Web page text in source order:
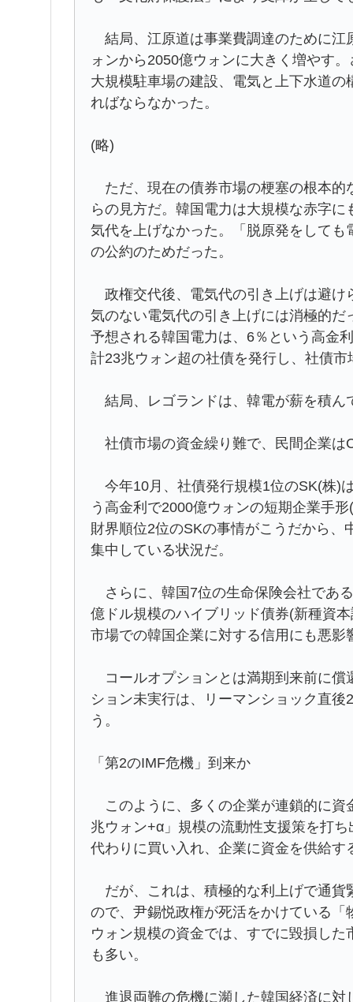
結局、江原道は事業費調達のために江
ォンから2050億ウォンに大きく増やす
大規模駐車場の建設、電気と上下水道
ればならなかった。
(略)
ただ、現在の債券市場の梗塞の根本的
らの見方だ。韓国電力は大規模な赤字
気代を上げなかった。「脱原発をして
の公約のためだった。
政権交代後、電気代の引き上げは避け
気のない電気代の引き上げには消極的
予想される韓国電力は、6％という高金
計23兆ウォン超の社債を発行し、社債
結局、レゴランドは、韓電が薪を積ん
社債市場の資金繰り難で、民間企業は
今年10月、社債発行規模1位のSK(株)
う高金利で2000億ウォンの短期企業手
財界順位2位のSKの事情がこうだから
集中している状況だ。
さらに、韓国7位の生命保険会社であ
億ドル規模のハイブリッド債券(新種資
市場での韓国企業に対する信用にも悪影
コールオプションとは満期到来前に償
ション未実行は、リーマンショック直
う。
「第2のIMF危機」到来か
このように、多くの企業が連鎖的に資
兆ウォン+α」規模の流動性支援策を打
代わりに買い入れ、企業に資金を供給す
だが、これは、積極的な利上げで通貨
ので、尹錫悦政権が死活をかけている
ウォン規模の資金では、すでに毀損し
も多い。
進退両難の危機に瀕した韓国経済に対